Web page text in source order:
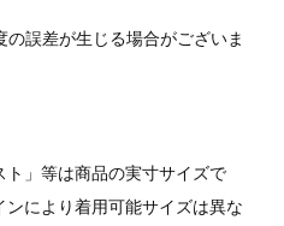
誤差が生じる場合がございま
」等は商品の実寸サイズで
により着用可能サイズは異な